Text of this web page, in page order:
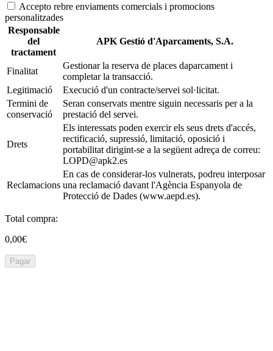
Accepto rebre enviaments comercials i promocions
personalitzades
Responsable
del
tractament
APK Gestió d'Aparcaments, S.A.
Finalitat
Gestionar la reserva de places daparcament i
completar la transacció.
Legitimació
Execució d'un contracte/servei sol·licitat.
Termini de
conservació
Seran conservats mentre siguin necessaris per a la
prestació del servei.
Drets
Els interessats poden exercir els seus drets d'accés,
rectificació, supressió, limitació, oposició i
portabilitat dirigint-se a la següent adreça de correu:
LOPD@apk2.es
Reclamacions
En cas de considerar-los vulnerats, podreu interposar
una reclamació davant l'Agència Espanyola de
Protecció de Dades (www.aepd.es).
Total compra:
0,00€
Pagar